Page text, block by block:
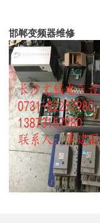
邯郸变频器维修